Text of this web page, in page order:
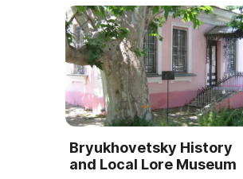
Bryukhovetsky History
and Local Lore Museum